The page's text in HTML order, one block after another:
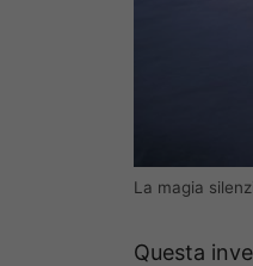
La magia
Questa